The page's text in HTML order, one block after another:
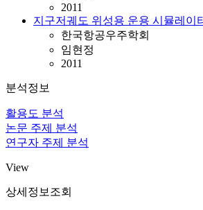
2011
지구저궤도 위성용 운용 시뮬레이
한국항공우주학회
임현정
2011
분석정보
활용도 분석
논문 주제 분석
연구자 주제 분석
View
상세정보조회